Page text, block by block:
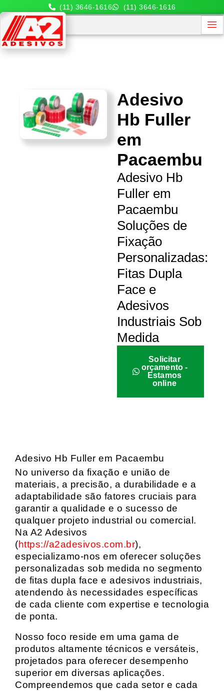
(11) 3646-1616 (11) 3646-1616
Adesivo
Hb Fuller
em
Pacaembu
Adesivo Hb
Fuller em
Pacaembu
Soluções de
Fixação
Personalizadas:
Fitas Dupla
Face e
Adesivos
Industriais Sob
Medida
Solicitar
orçamento -
Estamos
online
Adesivo Hb Fuller em Pacaembu
No universo da fixação e união de
materiais, a precisão, a durabilidade e a
adaptabilidade são fatores cruciais para
garantir a qualidade e o sucesso de
qualquer projeto industrial ou comercial.
Na A2 Adesivos
(https://a2adesivos.com.br),
especializamo-nos em oferecer soluções
personalizadas sob medida no segmento
de fitas dupla face e adesivos industriais,
atendendo às necessidades específicas
de cada cliente com expertise e tecnologia
de ponta.
Nosso foco reside em uma gama de
produtos altamente técnicos e versáteis,
projetados para oferecer desempenho
superior em diversas aplicações.
Compreendemos que cada setor e cada